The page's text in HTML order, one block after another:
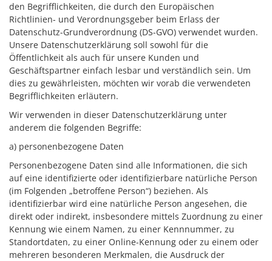
den Begrifflichkeiten, die durch den Europäischen
Richtlinien- und Verordnungsgeber beim Erlass der
Datenschutz-Grundverordnung (DS-GVO) verwendet wurden.
Unsere Datenschutzerklärung soll sowohl für die
Öffentlichkeit als auch für unsere Kunden und
Geschäftspartner einfach lesbar und verständlich sein. Um
dies zu gewährleisten, möchten wir vorab die verwendeten
Begrifflichkeiten erläutern.
Wir verwenden in dieser Datenschutzerklärung unter
anderem die folgenden Begriffe:
a) personenbezogene Daten
Personenbezogene Daten sind alle Informationen, die sich
auf eine identifizierte oder identifizierbare natürliche Person
(im Folgenden „betroffene Person“) beziehen. Als
identifizierbar wird eine natürliche Person angesehen, die
direkt oder indirekt, insbesondere mittels Zuordnung zu einer
Kennung wie einem Namen, zu einer Kennnummer, zu
Standortdaten, zu einer Online-Kennung oder zu einem oder
mehreren besonderen Merkmalen, die Ausdruck der